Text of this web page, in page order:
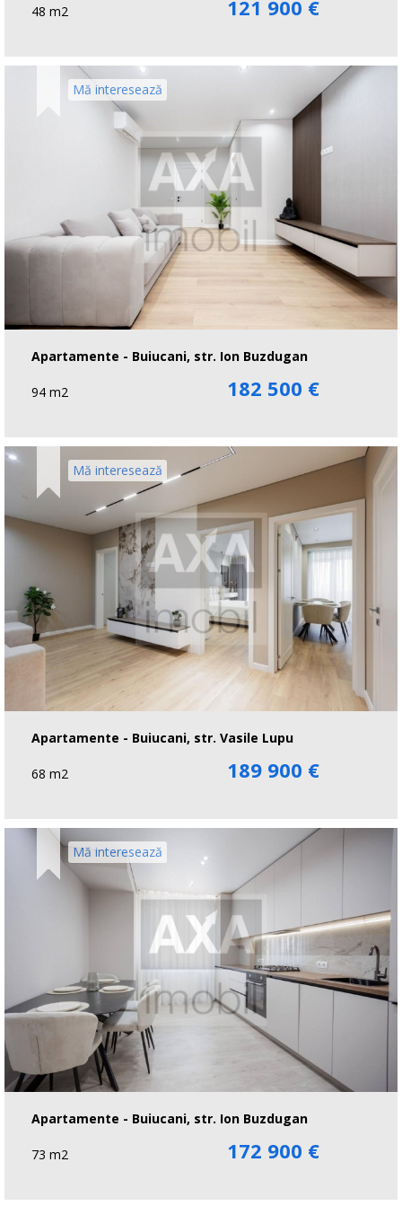
48 m2 121 900 €
Mă interesează
Apartamente - Buiucani, str. Ion Buzdugan
94 m2 182 500 €
Mă interesează
Apartamente - Buiucani, str. Vasile Lupu
68 m2 189 900 €
Mă interesează
Apartamente - Buiucani, str. Ion Buzdugan
73 m2 172 900 €